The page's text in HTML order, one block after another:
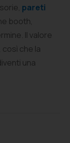
pareti
booth,
Il valore
che la
una